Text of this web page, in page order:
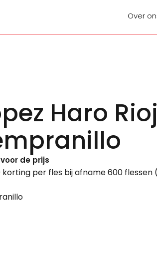
Over
Haro
de prijs
korting per fles bij afname 600 flessen